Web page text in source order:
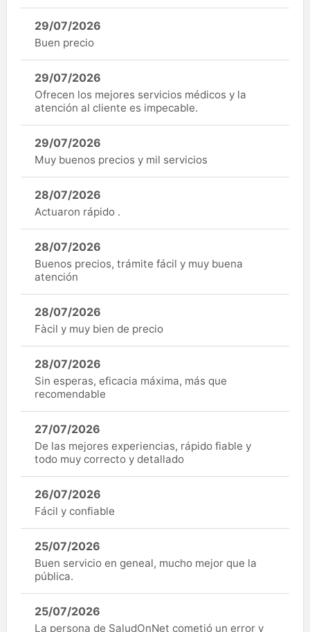
29/07/2026
Buen precio
29/07/2026
Ofrecen los mejores servicios médicos y la
atención al cliente es impecable.
29/07/2026
Muy buenos precios y mil servicios
28/07/2026
Actuaron rápido .
28/07/2026
Buenos precios, trámite fácil y muy buena
atención
28/07/2026
Fàcil y muy bien de precio
28/07/2026
Sin esperas, eficacia máxima, más que
recomendable
27/07/2026
De las mejores experiencias, rápido fiable y
todo muy correcto y detallado
26/07/2026
Fácil y confiable
25/07/2026
Buen servicio en geneal, mucho mejor que la
pública.
25/07/2026
La persona de SaludOnNet cometió un error y